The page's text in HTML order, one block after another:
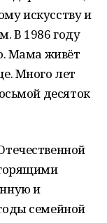
искусству и
В 1986 году
Мама живёт
Много лет
десяток
и
семейной